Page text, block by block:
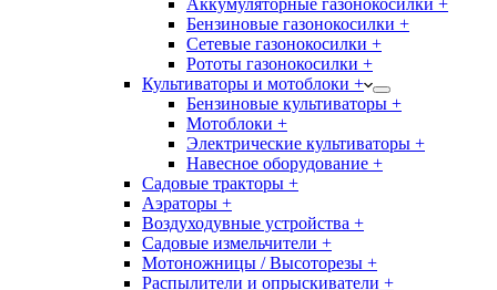
Аккумуляторные газонокосилки +
Бензиновые газонокосилки +
Сетевые газонокосилки +
Рототы газонокосилки +
Культиваторы и мотоблоки +
Бензиновые культиваторы +
Мотоблоки +
Электрические культиваторы +
Навесное оборудование +
Садовые тракторы +
Аэраторы +
Воздуходувные устройства +
Садовые измельчители +
Мотоножницы / Высоторезы +
Распылители и опрыскиватели +